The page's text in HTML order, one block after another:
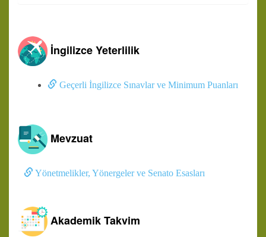
İngilizce Yeterlilik
Geçerli İngilizce Sınavlar ve Minimum Puanları
Mevzuat
Yönetmelikler, Yönergeler ve Senato Esasları
Akademik Takvim